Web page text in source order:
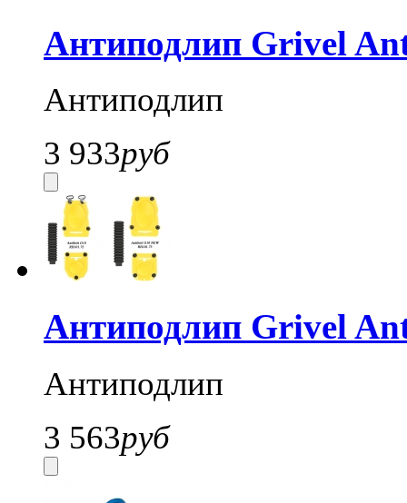
Антиподлип Grivel
Антиподлип
3 933руб
Антиподлип Grivel
Антиподлип
3 563руб